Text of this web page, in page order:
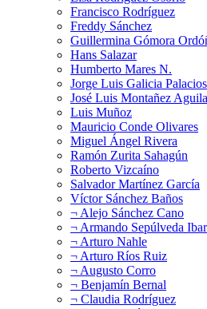
Francisco Rodríguez
Freddy Sánchez
Guillermina Gómora
Hans Salazar
Humberto Mares N.
Jorge Luis Galicia Palacios
José Luis Montañez
Luis Muñoz
Mauricio Conde Olivares
Miguel Ángel Rivera
Ramón Zurita Sahagún
Roberto Vizcaíno
Salvador Martínez García
Víctor Sánchez Baños
¬ Alejo Sánchez Cano
¬ Armando Sepúlveda
¬ Arturo Nahle
¬ Arturo Ríos Ruiz
¬ Augusto Corro
¬ Benjamín Bernal
¬ Claudia Rodríguez